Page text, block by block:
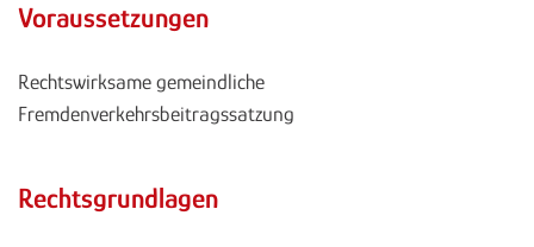
Voraussetzungen
Rechtswirksame gemeindliche
Fremdenverkehrsbeitragssatzung
Rechtsgrundlagen